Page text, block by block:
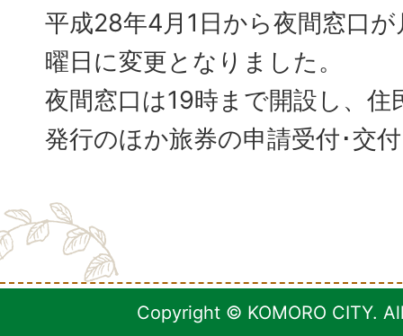
平成28年4月1日から夜間窓口
曜日に変更となりました。
夜間窓口は19時まで開設し、住
発行のほか旅券の申請受付･交
Copyright © KOMORO CITY.